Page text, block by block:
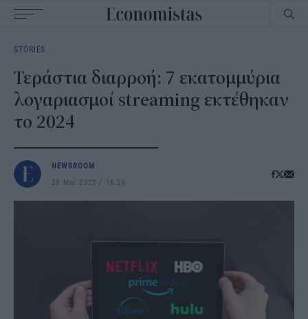
navigation
STORIES
Τεράστια διαρροή: 7 εκατομμύρια
λογαριασμοί streaming εκτέθηκαν
το 2024
NEWSROOM
28 Μαΐ 2025
16:26